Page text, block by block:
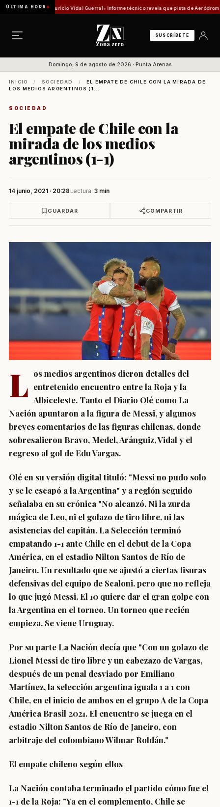
ÚLTIMA HORA
[Por Mauricio Vidal Guerra] Informe técnico revela que pista de Aeródromo de
SUSCRÍBETE
Domingo, 9 de agosto de 2026 · Punta Arenas
INICIO / SOCIEDAD /
EL EMPATE DE CHILE CON LA MIRADA DE
LOS MEDIOS ARGENTINOS (1...
SOCIEDAD
El empate de Chile con la
mirada de los medios
argentinos (1-1)
14 junio, 2021 · 20:28 Lectura: 3 min
GUARDAR COMPARTIR
L os medios argentinos dieron detalles del
entretenido encuentro entre la Roja y la
Albiceleste. Tanto el Diario Olé como La
Nación apuntaron a la figura de Messi, y algunos
breves comentarios de las figuras chilenas, donde
sobresalieron Bravo, Medel, Aránguiz, Vidal y el
regreso al gol de Edu Vargas.
Olé en su versión digital tituló: "Messi no pudo solo
y se le escapó a la Argentina" y a reglón seguido
señalaba en su crónica "No alcanzó. Ni la zurda
mágica de Leo, ni el golazo de tiro libre, ni las
asistencias del capitán. La Selección terminó
empatando 1-1 ante Chile en el debut de la Copa
América, en el estadio Nilton Santos de Río de
Janeiro. Un resultado que se ajustó a ciertas fisuras
defensivas del equipo de Scaloni. pero que no refleja
lo que jugó Messi. El 10 quiere dar el gran golpe con
la Argentina en el torneo. Un torneo que recién
empieza. Se viene Uruguay.
Por su parte La Nación decía que "Con un golazo de
Lionel Messi de tiro librey un cabezazo de Vargas,
después de un penal desviado por Emiliano
Martínez,la selección argentina iguala 1 a 1 con
Chile, en el inicio de ambos en el grupo A de la Copa
América Brasil 2021. El encuentro se juega en el
estadio Nilton Santos de Río de Janeiro, con
arbitraje del colombiano Wilmar Roldán."
El empate chileno según ellos
La Nación contaba terminado el partido cómo fue el
1-1 de la Roja: "Ya en el complemento, Chile se